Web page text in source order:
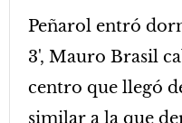
Peñarol entró
3', Mauro Brasil
centro que llegó
similar a la que